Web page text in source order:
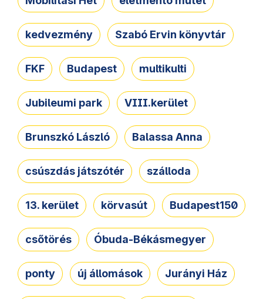
kedvezmény Szabó Ervin könyvtár
FKF Budapest multikulti
Jubileumi park VIII.kerület
Brunszkó László Balassa Anna
csúszdás játszótér szálloda
13. kerület körvasút Budapest150
csőtörés Óbuda-Békásmegyer
ponty új állomások Jurányi Ház